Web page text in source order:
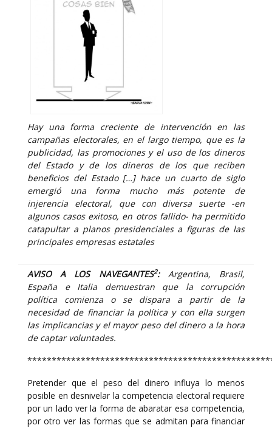
Hay una forma creciente de intervención en las
campañas electorales, en el largo tiempo, que es la
publicidad, las promociones y el uso de los dineros
del Estado y de los dineros de los que reciben
beneficios del Estado […] hace un cuarto de siglo
emergió una forma mucho más potente de
injerencia electoral, que con diversa suerte -en
algunos casos exitoso, en otros fallido- ha permitido
catapultar a planos presidenciales a figuras de las
principales empresas estatales
AVISO A LOS NAVEGANTES2:Argentina, Brasil,
España e Italia demuestran que la corrupción
política comienza o se dispara a partir de la
necesidad de financiar la política y con ella surgen
las implicancias y el mayor peso del dinero a la hora
de captar voluntades.
Pretender que el peso del dinero influya lo menos
posible en desnivelar la competencia electoral requiere
por un lado ver la forma de abaratar esa competencia,
por otro ver las formas que se admitan para financiar